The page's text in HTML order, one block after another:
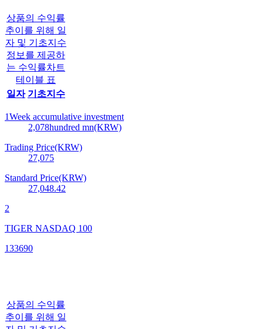
상품의 수익률
추이를 위해 일
자 및 기초지수
정보를 제공하
는 수익률차트
테이블 표
일자 기초지수
1Week accumulative investment
2,078hundred mn(KRW)
Trading Price(KRW)
27,075
Standard Price(KRW)
27,048.42
2
TIGER NASDAQ 100
133690
상품의 수익률
추이를 위해 일